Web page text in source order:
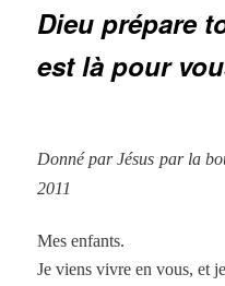
Dieu prépare
est là pour
Donné par Jésus par la
2011
Mes enfants.
Je viens vivre en vous, et